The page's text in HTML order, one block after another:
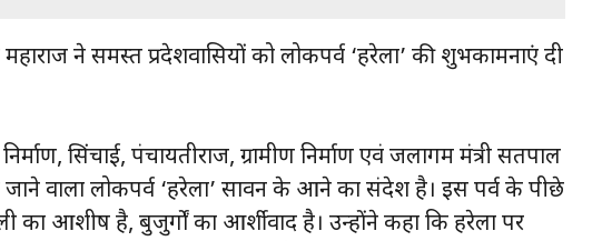
ने समस्त प्रदेशवासियों को लोकपर्व ‘हरेला’ की शुभकामनाएं दी
सिंचाई, पंचायतीराज, ग्रामीण निर्माण एवं जलागम मंत्री सतपाल
जाने वाला लोकपर्व ‘हरेला’ सावन के आने का संदेश है। इस पर्व के पीछे
आशीष है, बुजुर्गों का आर्शीवाद है। उन्होंने कहा कि हरेला पर